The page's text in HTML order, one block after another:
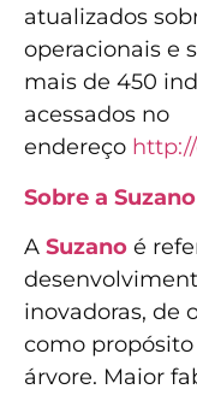
atualizados
operacionais e
mais de 450
acessados no
endereço
Sobre a Suzano
A Suzano é
inovadoras, de
como
árvore. Maior